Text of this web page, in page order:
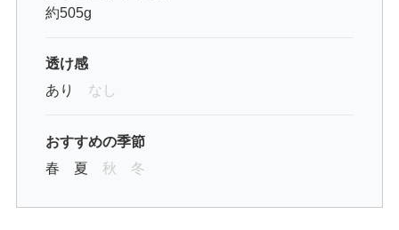
約505g
透け感
あり
なし
おすすめの季節
春
夏 秋 冬